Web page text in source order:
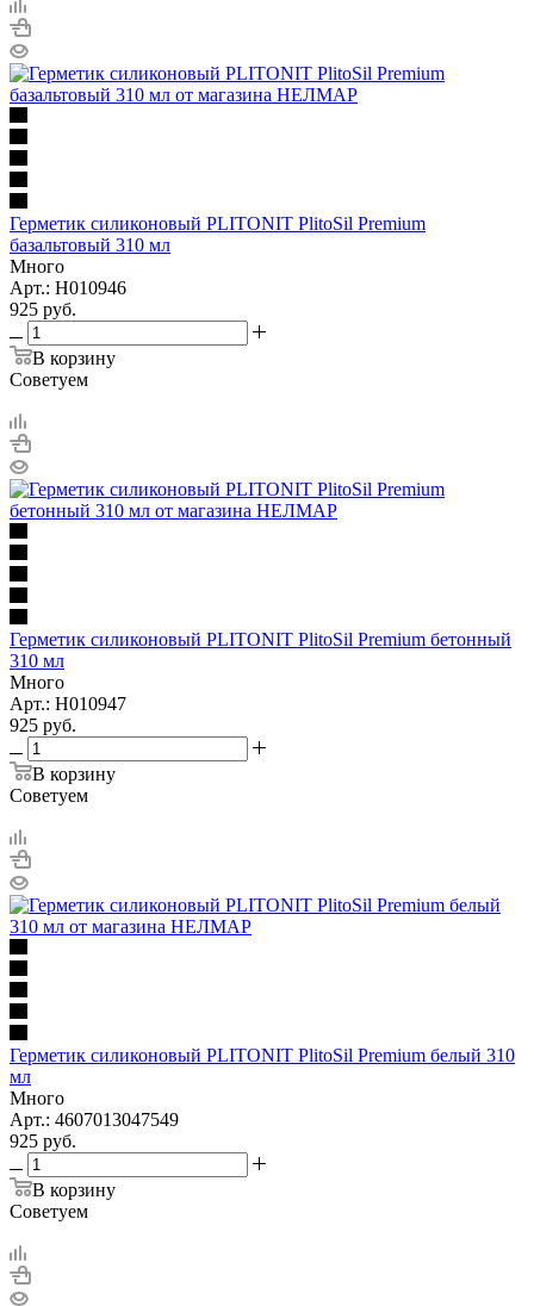
Герметик силиконовый PLITONIT PlitoSil Premium
базальтовый 310 мл
Много
Арт.: Н010946
925 руб.
В корзину
Советуем
Герметик силиконовый PLITONIT PlitoSil Premium бетонный
310 мл
Много
Арт.: Н010947
925 руб.
В корзину
Советуем
Герметик силиконовый PLITONIT PlitoSil Premium белый 310
мл
Много
Арт.: 4607013047549
925 руб.
В корзину
Советуем